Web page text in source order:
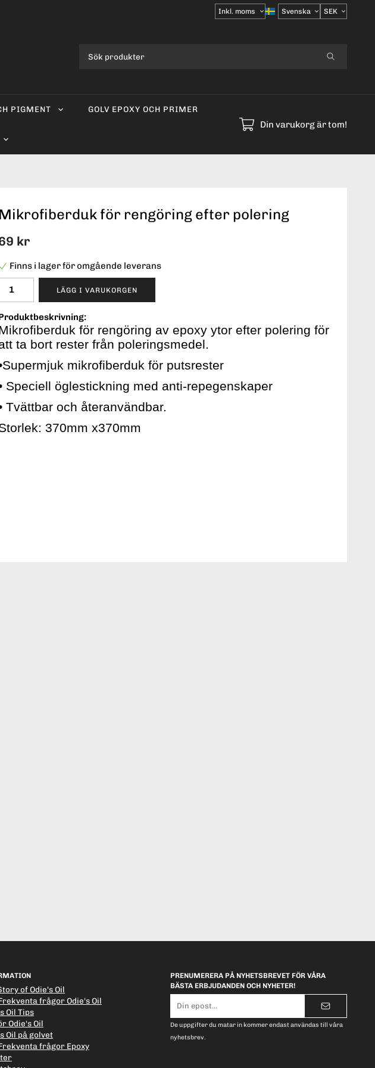
Välj
moms
PIGMENT GOLV EPOXY OCH PRIMER
Din varukorg är tom!
Mikrofiberduk för rengöring efter polering
kr
Finns i lager för omgående leverans
LÄGG I VARUKORGEN
för rengöring av epoxy ytor efter polering för
ta bort rester från poleringsmedel.
mikrofiberduk för putsrester
Speciell öglestickning med anti-repegenskaper
Tvättbar och återanvändbar.
370mm x370mm
of Odie's Oil
frågor Odie's Oil
Oil Tips
Odie's Oil
Oil på golvet
frågor Epoxy
PRENUMERERA PÅ NYHETSBREVET FÖR VÅRA
BÄSTA ERBJUDANDEN OCH NYHETER!
postadress
De uppgifter du matar in kommer endast användas till våra
nyhetsbrev.